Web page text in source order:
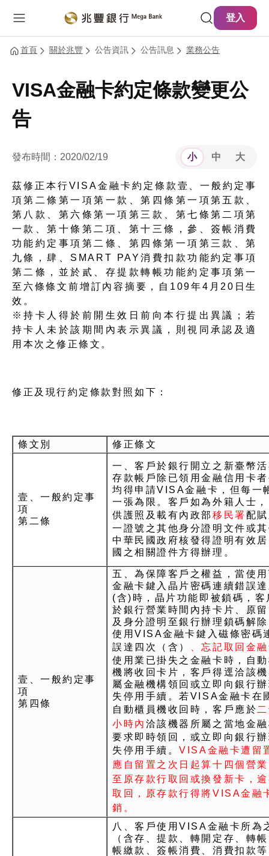
登入
首頁 關於兆豐 公告資訊 公告訊息 業務公告
VISA金融卡約定條款變更公
告
發布時間：2020/02/19 小 中 大
茲修正本行VISA金融卡約定條款壹、一般約定事
項第二條第一項第一款、第四條第一項第五款、
第八款、第六條第一項第三款、第七條第二項第
一款、第十條第二項、第十三條，參、簽帳消費
功能約定事項第二條、第四條第一項第三款、第
九條，肆、SMART PAY消費扣款功能約定事項
第二條，並於貳、存提款轉帳功能約定事項第一
至六條條文前增訂內容摘要，自109年4月20日生
效。
※持卡人得於前開生效日前向本行提出異議；若
持卡人未於該期間內表示異議，則視同承認及適
用本次之修正條文。
修正及現行約定條款對照如下：
條文別 修正條文
壹、一般約定事
項
第二條
一、客戶於銀行開立之新臺幣
存款帳戶除已領用金融信用卡
均得申請VISA金融卡，但每一
一張為限。客戶如為外籍人士
供護照及載有內政部移民署配
一證號之其他身分證明文件或
中華民國政府核發得證明有效
國之相關證件方得辦理。
壹、一般約定事
項
第四條
五、為保障客戶之權益，當使
金融卡鍵入晶片密碼連續錯誤
(含)時，晶片功能即被鎖碼，客
於銀行營業時間內持卡片、原
及身分證明至銀行辦理鎖碼解
使用VISA金融卡鍵入磁條密碼
誤達四次（含）
、忘記取回金
使用業已掛失之金融卡時，自
機將收回卡片，客戶得逕洽該
屬金融機構領回或立即向銀行
失停用手續。若VISA金融卡在
自動櫃員機收回時，客戶應於
小時內 洽該機器所屬之當地金
要求即時領回，或立即向銀行
失停用手續。VISA金融卡遭留
應自留置之次日起算十四個營
至原存款行取回或換發新卡，
取回，原存款行得將VISA金融
銷。
八、客戶使用VISA金融卡所為
（含存、提款、轉開定存、轉
帳繳款、簽帳消費、消費扣款